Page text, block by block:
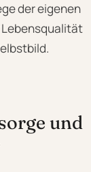
der eigenen
und